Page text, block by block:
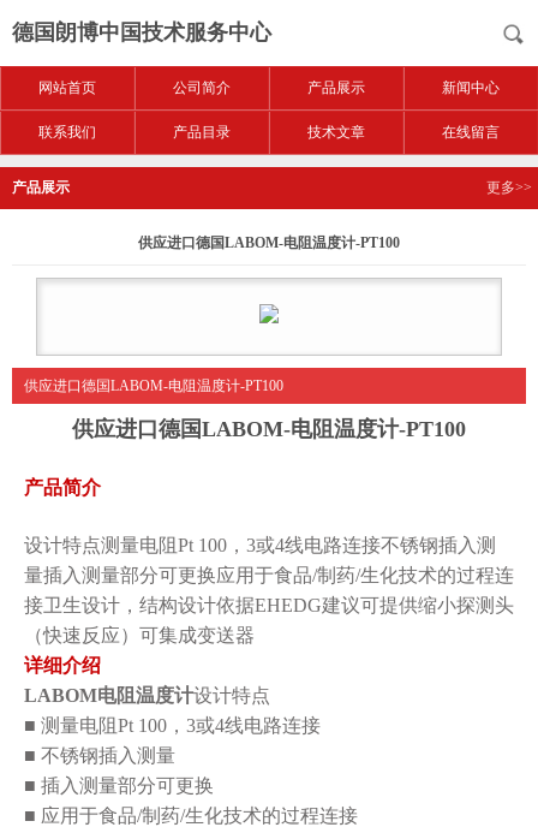
德国朗博中国技术服务中心
网站首页 公司简介 产品展示 新闻中心
联系我们 产品目录 技术文章 在线留言
产品展示 更多>>
供应进口德国LABOM-电阻温度计-PT100
供应进口德国LABOM-电阻温度计-PT100
供应进口德国LABOM-电阻温度计-PT100
产品简介
设计特点测量电阻Pt 100 ， 3或4线电路连接不锈钢插入测
量插入测量部分可更换应用于食品/制药/生化技术的过程连
接卫生设计，结构设计依据EHEDG建议可提供缩小探测头
（快速反应）可集成变送器
详细介绍
LABOM电阻温度计设计特点
■ 测量电阻Pt 100 ， 3或4线电路连接
■ 不锈钢插入测量
■ 插入测量部分可更换
■ 应用于食品/制药/生化技术的过程连接